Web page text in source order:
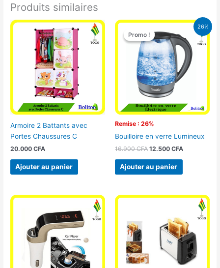
Produits similaires
Armoire 2 Battants avec
Portes Chaussures C
20.000CFA
Ajouter au panier
26%
Promo !
Remise : 26%
Promo !
Bouilloire en verre Lumineux
16.900CFA
Le
prix
initial
16.900 CFA.
12.500 CFA
Le
prix
actuel
est :
12.500 CFA.
Ajouter au panier